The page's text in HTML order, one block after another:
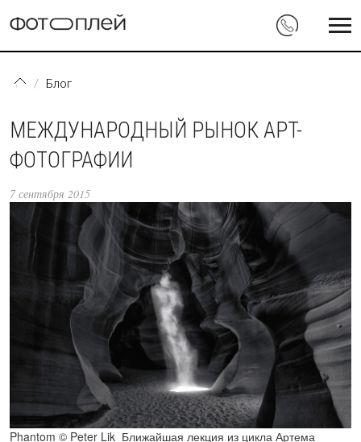
Блог
МЕЖДУНАРОДНЫЙ РЫНОК АРТ-
ФОТОГРАФИИ
7 сентября 2015
Phantom © Peter Lik Ближайшая лекция из цикла Артема